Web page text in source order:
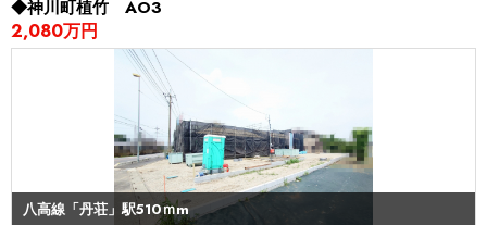
◆神川町植竹 AO3
2,080万円
八高線「丹荘」駅510ｍm